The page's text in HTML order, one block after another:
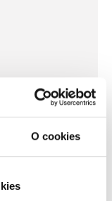
O cookies
digitálnom